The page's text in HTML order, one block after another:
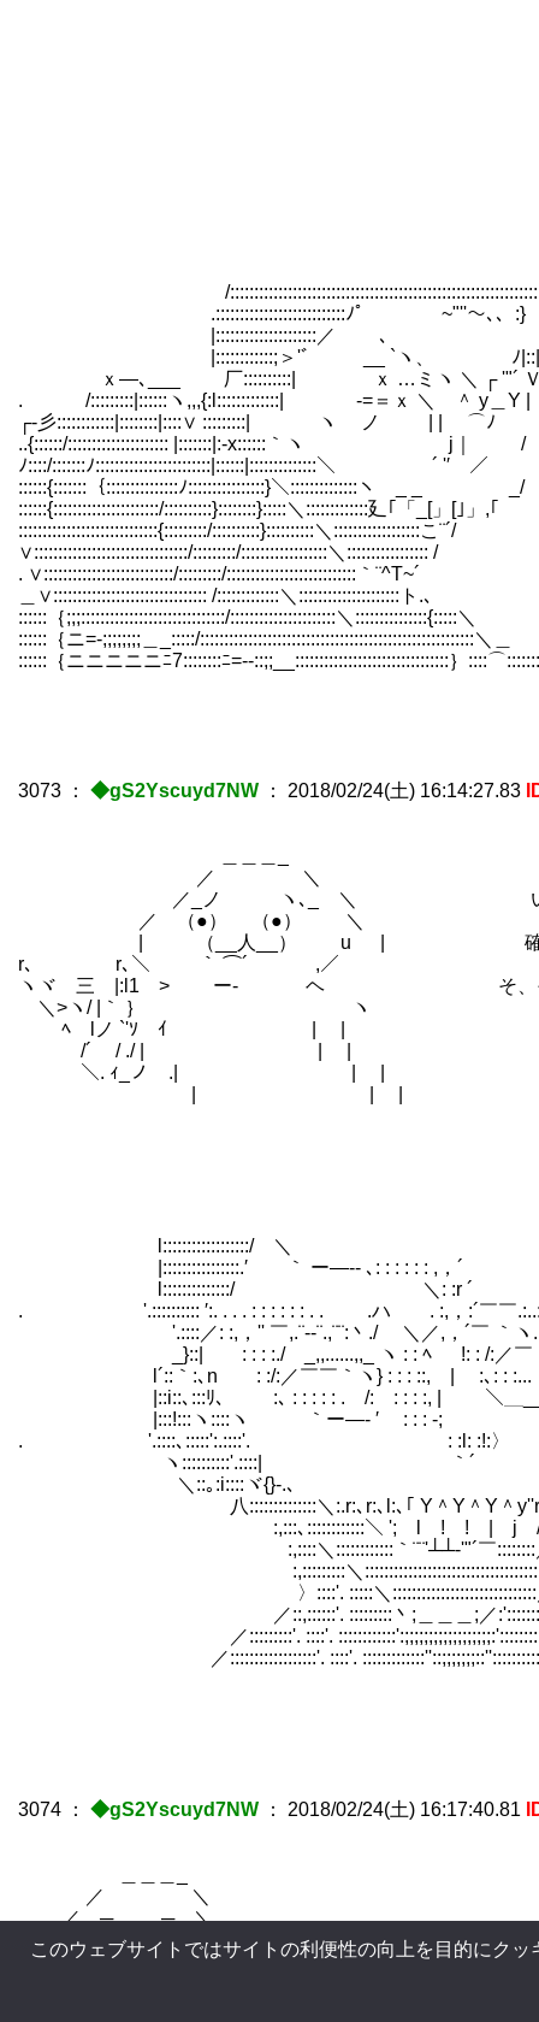
/
.:::::::::::::::::::::::::::ﾉﾟ￣￣￣￣~"''～､、:}
|:::::::::::::::::::::／ ､
|::::::::::::;＞'ﾞ __ `ヽ、 ﾉ|::|
ｘ―､___ 厂::::::::::| ｘ …ミヽ ＼ ┌ '"´
. /:::::::::|::::::ヽ,,,{:l:::::::::::::| -=＝ｘ ＼ ＾ y＿Y |
┌-彡::::::::::::|::::::::|::::∨ :::::::::| ヽ ノ | | ⌒ﾉ
..{::::::/::::::::::::::::::::: |:::::::|:‐x::::::｀ヽ j｜ /
ﾉ::::/:::::::ﾉ::::::::::::::::::::::::|::::::|::::::::::::::＼ ´ '′
::::::{:::::::｛:::::::::::::::ﾉ::::::::::::::::}＼::::::::::::::ヽ _ _ _/
::::::{::::::::::::::::::::::/::::::::::}::::::::}:::::＼:::::::::::::廴｢「_[」[｣」,｢
:::::::::::::::::::::::::::::{:::::::::/::::::::::}::::::::::＼::::::::::::::::::こ¨´/
∨::::::::::::::::::::::::::::::::/:::::::::/::::::::::::::::::＼::::::::::::::::: /
. ∨:::::::::::::::::::::::::::/:::::::::/:::::::::::::::::::::::::::｀¨^Τ~´
＿∨:::::::::::::::::::::::::::::::: /:::::::::::::＼:::::::::::::::::::::ト.､
::::::｛;;;::::::::::::::::::::::::::::::/::::::::::::::::::::::＼:::::::::::::::{:::::＼
::::::｛ニ=-;;;;;;;;＿_:::::/:::::::::::::::::::::::::::::::::::::::::::::::::::::::::＼
::::::｛ニニニニニﾆ7::::::::ﾆ=‐-::;;__::::::::::::::::::::::::::::::::｝
3073 ： ◆gS2Yscuyd7NW ： 2018/02/24(土) 16:14:27.83
／ ＼
／_ノ ヽ､_ ＼ いや、言いたい
／ （●） （●） ＼
| （__人__） u | 確実に1陣
r､ r､＼ ｀ ⌒´ ,／
ヽヾ 三 |:l1 > ー‐ ヘ そ、そんな都合よく
＼>ヽ/ |｀ ｝ ヽ
ﾍ lノ `'ｿ ｲ | |
/´ / ./ | | |
＼. ｨ_ノ .| | |
l::::::::::::::::::/ ＼ _,.／
|::::::::::::::::.′ ｀ ー―-- ､: : : : : : ,，´
l::::::::::::::/ ＼: :r ´
. '.:::::::::: ′:. . . . : : : : : : . . .ハ . :,，:´￣￣
'.::::／: :,，'' ￣,.¨--¨.,¨¨:丶./ ＼／,，´￣ ｀ヽ
_}::| : : : :./ _,,......,,_ ヽ : : ﾍ !: : /:／￣｀
l´::｀:､n : :/:／￣￣｀ヽ} : : : ::, | :､: :
|::i::､:::ﾘ､ :､ : : : : : . /: : : : :, | ＼＿__／ /
|:::!:::ヽ::::ヽ ｀ー―‐ ′ : : : ‐;
. '.::::､:::::':.::::'. : :l: :!:〉
ヽ::::::::::'.::::| ｀´ r､
＼::｡:i::::ヾ{}-.､ ／:｀
ゝ八::::::::::::::＼:.r:､r:､l:､｢ Y＾Y＾Y＾
:,:::､::::::::::::＼ '; l ! ! | j //
:,::::＼::::::::::::｀¨¨'┴┴‐'"´￣::::::::／
:,:::::::::＼::::::::::::::::::::::::::::::::::::::::::
〉::::'. :::::＼::::::::::::::::::::::::::::::／
／::,::::::'. :::::::::丶;＿＿＿;／:'::::::::/
／:::::::::'. ::::'.
／::::::::::::::::::'. ::::'.
3074 ： ◆gS2Yscuyd7NW ： 2018/02/24(土) 16:17:40.81
／ ＼
／ ─ ─ ＼
／ -=・=- -=・=-. ＼
| u , （__人__） U | あ、アサシンのクラ
このウェブサイトではサイトの利便性の向上を目的にク